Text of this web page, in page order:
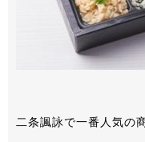
二条諷詠で一番人気の